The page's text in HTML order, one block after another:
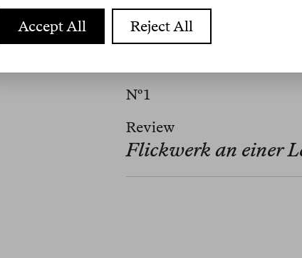
Nº 1
Review
Flickwerk an einer
Accept All Reject All